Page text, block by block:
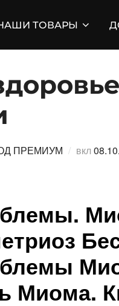
ТОВАРЫ
ПРЕМИУМ вкл
Миома.